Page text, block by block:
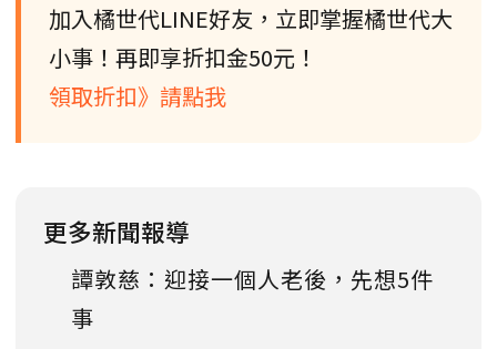
加入橘世代LINE好友，立即掌握橘世代大
小事！再即享折扣金50元！
領取折扣》請點我
更多新聞報導
譚敦慈：迎接一個人老後，先想5件
事